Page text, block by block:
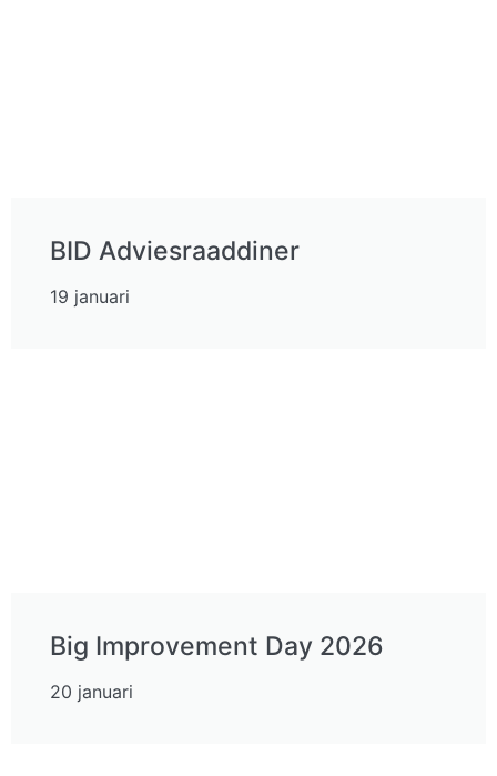
BID Adviesraaddiner
19 januari
Big Improvement Day 2026
20 januari